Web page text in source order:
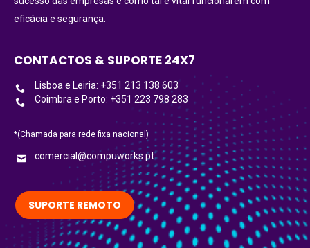
eficácia e segurança.
CONTACTOS & SUPORTE 24X7
Lisboa e Leiria: +351 213 138 603
Coimbra e Porto: +351 223 798 283
*(Chamada para rede fixa nacional)
comercial@compuworks.pt
SUPORTE REMOTO